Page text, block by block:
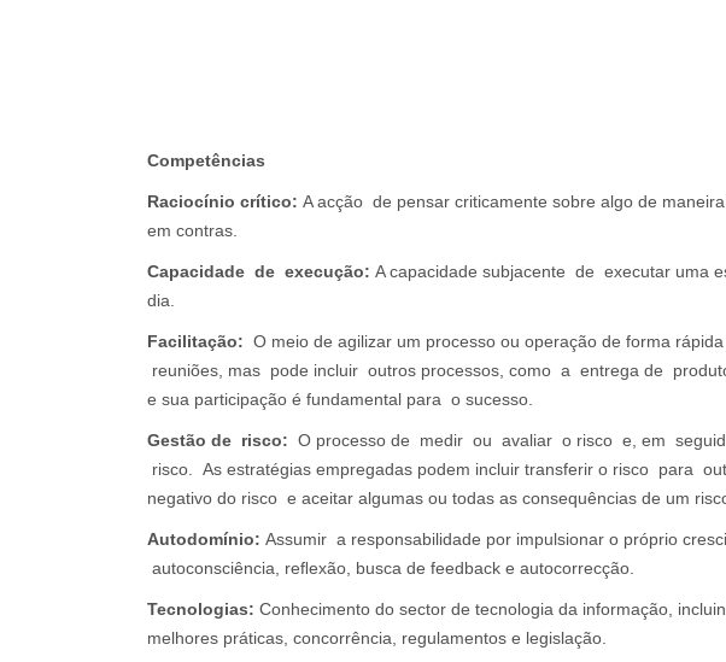
Competências
Raciocínio crítico: A acção de pensar criticamente sobre algo de
em contras.
Capacidade de execução: A capacidade subjacente de executar uma
dia.
Facilitação: O meio de agilizar um processo ou operação de forma
reuniões, mas pode incluir outros processos, como a entrega de
e sua participação é fundamental para o sucesso.
Gestão de risco: O processo de medir ou avaliar o risco e, em
risco. As estratégias empregadas podem incluir transferir o risco para
negativo do risco e aceitar algumas ou todas as consequências de um
Autodomínio: Assumir a responsabilidade por impulsionar o próprio
autoconsciência, reﬂexão, busca de feedback e autocorrecção.
Tecnologias: Conhecimento do sector de tecnologia da informação,
melhores práticas, concorrência, regulamentos e legislação.